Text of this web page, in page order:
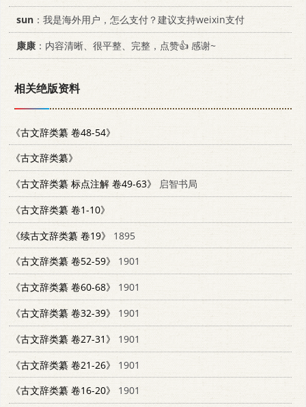
sun ：我是海外用户，怎么支付？建议支持weixin支付
康康 ：内容清晰、很平整、完整，点赞👍 感谢~
相关绝版资料
《古文辞类纂 卷48-54》
《古文辞类纂》
《古文辞类纂 标点注解 卷49-63》
启智书局
《古文辞类纂 卷1-10》
《续古文辞类纂 卷19》
1895
《古文辞类纂 卷52-59》
1901
《古文辞类纂 卷60-68》
1901
《古文辞类纂 卷32-39》
1901
《古文辞类纂 卷27-31》
1901
《古文辞类纂 卷21-26》
1901
《古文辞类纂 卷16-20》
1901